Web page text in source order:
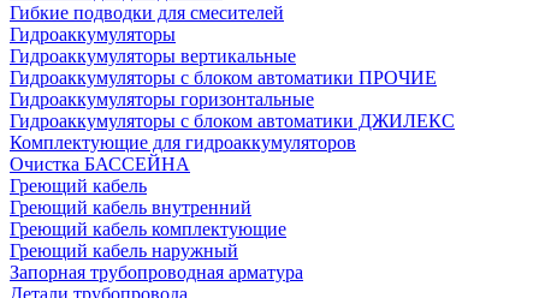
Гибкие подводки для смесителей
Гидроаккумуляторы
Гидроаккумуляторы вертикальные
Гидроаккумуляторы с блоком автоматики ПРОЧИЕ
Гидроаккумуляторы горизонтальные
Гидроаккумуляторы с блоком автоматики ДЖИЛЕКС
Комплектующие для гидроаккумуляторов
Очистка БАССЕЙНА
Греющий кабель
Греющий кабель внутренний
Греющий кабель комплектующие
Греющий кабель наружный
Запорная трубопроводная арматура
Детали трубопровода